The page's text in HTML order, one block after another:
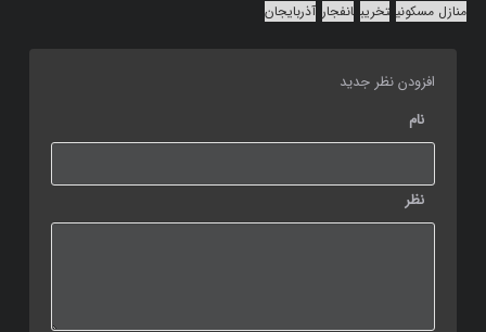
منازل مسکونی تخریب انفجار آذربایجان
افزودن نظر جدید
نام
نظر